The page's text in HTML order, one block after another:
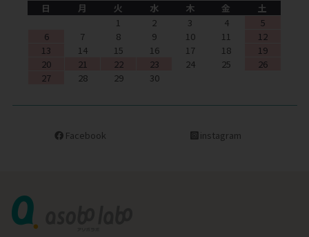
日
月 火 水 木 金
土
1
2 3 4
5
6
7 8 9 10 11
12
13
14 15 16 17 18
19
20
21 22 23 24 25
26
27
28 29 30
Facebook instagram